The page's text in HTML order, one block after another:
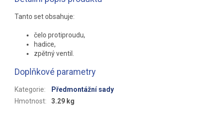
Tanto set obsahuje:
čelo protiproudu,
hadice,
zpětný ventil.
Doplňkové parametry
Kategorie:
Předmontážní sady
Hmotnost: 3.29 kg